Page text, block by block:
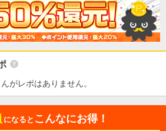
がレポはありません。
になると こんなにお得！